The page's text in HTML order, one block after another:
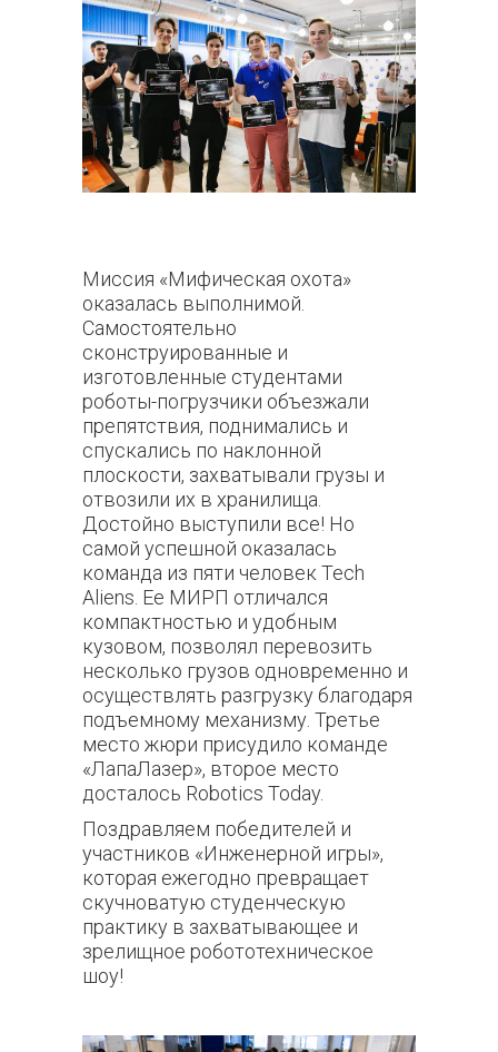
Миссия «Мифическая охота»
оказалась выполнимой.
Самостоятельно
сконструированные и
изготовленные студентами
роботы-погрузчики объезжали
препятствия, поднимались и
спускались по наклонной
плоскости, захватывали грузы и
отвозили их в хранилища.
Достойно выступили все! Но
самой успешной оказалась
команда из пяти человек Tech
Aliens. Ее МИРП отличался
компактностью и удобным
кузовом, позволял перевозить
несколько грузов одновременно и
осуществлять разгрузку благодаря
подъемному механизму. Третье
место жюри присудило команде
«ЛапаЛазер», второе место
досталось Robotics Today.
Поздравляем победителей и
участников «Инженерной игры»,
которая ежегодно превращает
скучноватую студенческую
практику в захватывающее и
зрелищное робототехническое
шоу!